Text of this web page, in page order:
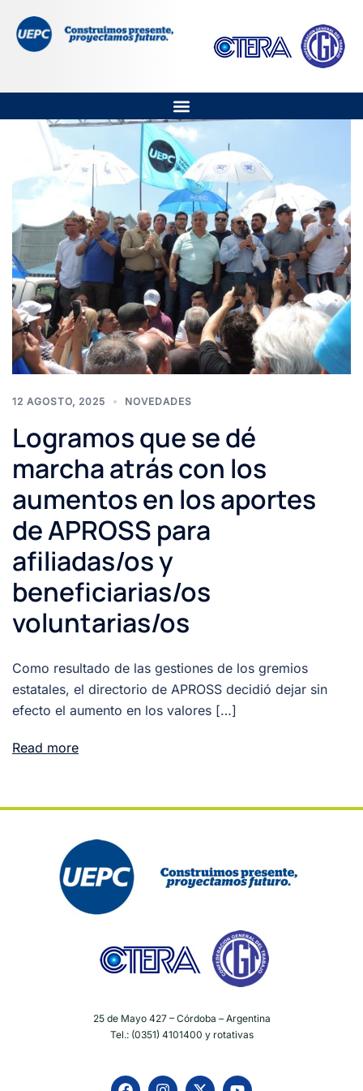
12 AGOSTO, 2025 NOVEDADES
Logramos que se dé
marcha atrás con los
aumentos en los aportes
de APROSS para
afiliadas/os y
beneficiarias/os
voluntarias/os
Como resultado de las gestiones de los gremios
estatales, el directorio de APROSS decidió dejar sin
efecto el aumento en los valores […]
Read more
25 de Mayo 427 – Córdoba – Argentina
Tel.: (0351) 4101400 y rotativas